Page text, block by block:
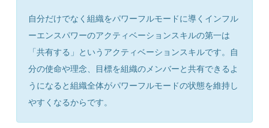
自分だけでなく組織をパワーフルモードに導くインフル
ーエンスパワーのアクティベーションスキルの第一は
「共有する」というアクティベーションスキルです。自
分の使命や理念、目標を組織のメンバーと共有できるよ
うになると組織全体がパワーフルモードの状態を維持し
やすくなるからです。